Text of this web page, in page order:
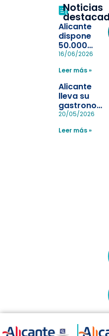
Noticias
Alicante
dispone
50.000
pulseras
la
pérdida de
en las
playas y
realiza con
éxito un
simulacro
16/06/2026
Leer más »
Alicante
lleva su
gastronomía
a Madrid
reforzar el
20/05/2026
Leer más »